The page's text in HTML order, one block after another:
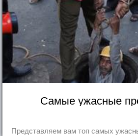
Самые ужасные
Представляем вам топ самых